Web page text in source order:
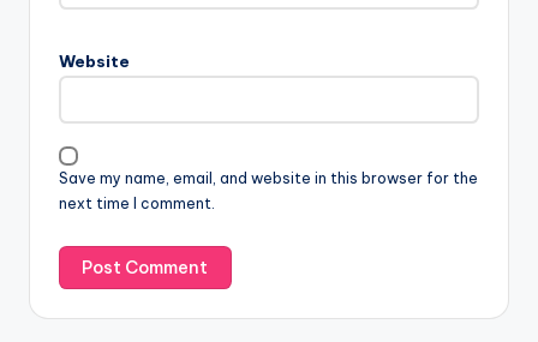
Website
Save my name, email, and website in this browser for the
next time I comment.